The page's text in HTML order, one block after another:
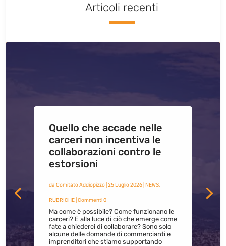
Articoli recenti
Quello che accade nelle
carceri non incentiva le
collaborazioni contro le
estorsioni
da Comitato Addiopizzo| 25 Luglio 2026| NEWS,
RUBRICHE| Commenti 0
Ma come è possibile? Come funzionano le
carceri? E alla luce di ciò che emerge come
fate a chiederci di collaborare? Sono solo
alcune delle domande di commercianti e
imprenditori che stiamo supportando